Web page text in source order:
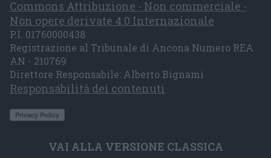
Commons Attribuzione - Non commerciale -
Non opere derivate 4.0 Internazionale
P.I. 01760000438
Registrazione al Tribunale di Ancona Numero REA
AN - 210769
Direttore Responsabile: Alberto Bignami
Responsabilità dei contenuti
VAI ALLA VERSIONE CLASSICA